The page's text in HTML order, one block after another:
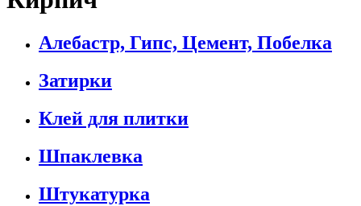
Алебастр, Гипс, Цемент, Побелка
Затирки
Клей для плитки
Шпаклевка
Штукатурка